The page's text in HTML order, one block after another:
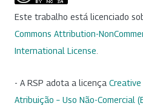
Este trabalho está licenciado
Commons Attribution-
International License
- A RSP adota a licença Creative
Atribuição – Uso Não-Comercial